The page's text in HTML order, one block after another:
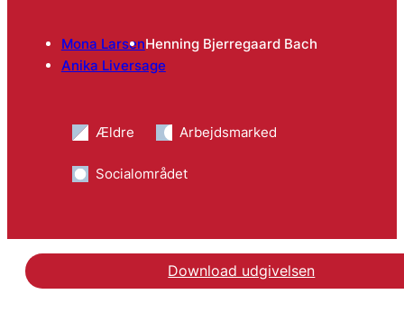
Mona LarsenHenning Bjerregaard Bach
Anika Liversage
Ældre Arbejdsmarked
Socialområdet
Download udgivelsen